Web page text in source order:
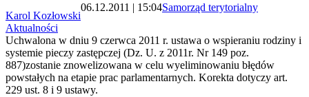
Karol Kozłowski
06.12.2011 | 15:04Samorząd terytorialny
Aktualności
Uchwalona w dniu 9 czerwca 2011 r. ustawa o wspieraniu rodziny i
systemie pieczy zastępczej (Dz. U. z 2011r. Nr 149 poz.
887)zostanie znowelizowana w celu wyeliminowaniu błędów
powstałych na etapie prac parlamentarnych. Korekta dotyczy art.
229 ust. 8 i 9 ustawy.